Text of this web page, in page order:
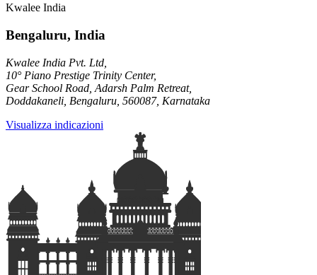
Kwalee India
Bengaluru, India
Kwalee India Pvt. Ltd,
10° Piano Prestige Trinity Center,
Gear School Road, Adarsh Palm Retreat,
Doddakaneli, Bengaluru, 560087, Karnataka
Visualizza indicazioni